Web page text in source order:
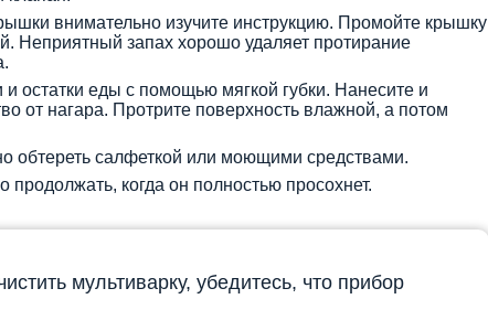
внимательно изучите инструкцию. Промойте крышку
Неприятный запах хорошо удаляет протирание
остатки еды с помощью мягкой губки. Нанесите и
от нагара. Протрите поверхность влажной, а потом
обтереть салфеткой или моющими средствами.
когда он полностью просохнет.
мультиварку, убедитесь, что прибор